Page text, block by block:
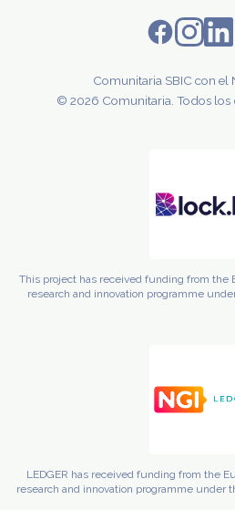
Comunitaria SBIC con el
© 2026 Comunitaria. Todos los
This project has received funding from the
research and innovation programme
LEDGER has received funding from the
research and innovation programme under